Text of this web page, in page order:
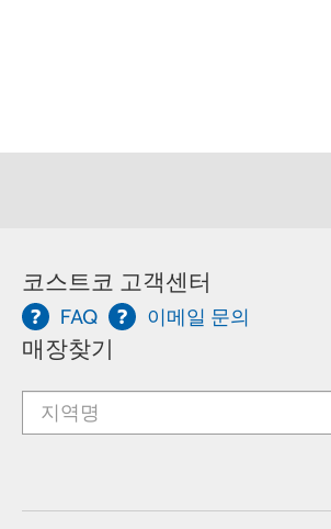
코스트코 고객센터
FAQ 이메일 문의
매장찾기